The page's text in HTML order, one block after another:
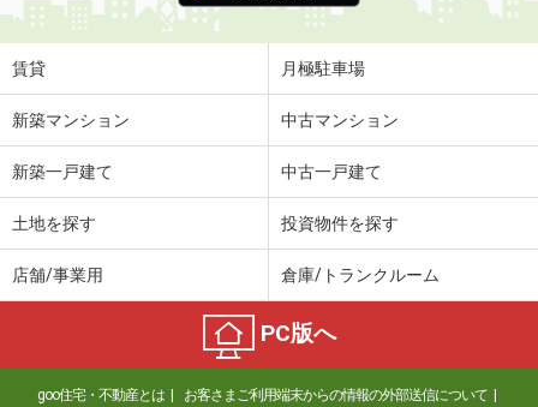
賃貸 月極駐車場
新築マンション 中古マンション
新築一戸建て 中古一戸建て
土地を探す 投資物件を探す
店舗/事業用 倉庫/トランクルーム
PC版へ
goo住宅・不動産とは お客さまご利用端末からの情報の外部送信について